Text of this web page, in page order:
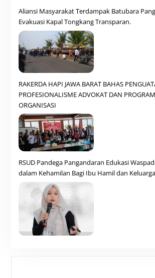
Aliansi Masyarakat Terdampak Batubara
Evakuasi Kapal Tongkang Transparan.
RAKERDA HAPI JAWA BARAT BAHAS
PROFESIONALISME ADVOKAT DAN PROGRAM
ORGANISASI
RSUD Pandega Pangandaran Edukasi
dalam Kehamilan Bagi Ibu Hamil dan Keluarga